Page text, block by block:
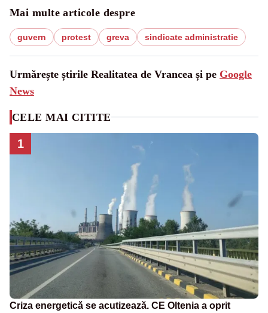
Mai multe articole despre
guvern protest greva sindicate administratie
Urmărește știrile Realitatea de Vrancea și pe Google
News
CELE MAI CITITE
1
Criza energetică se acutizează. CE Oltenia a oprit